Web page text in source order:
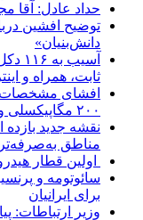
حداد عادل: آقا
توضیح افشین
دانش‌بنیان»
ثابت، همراه و
۲۰۰ مگاپیکسلی و باتری ۷۰۰۰ میلی‌آمپری در راه است
نقشه جدید بازده
مناطق
اولین قطار
سائوتومه و
برای ایرانیان
وزیر ارتباطات: